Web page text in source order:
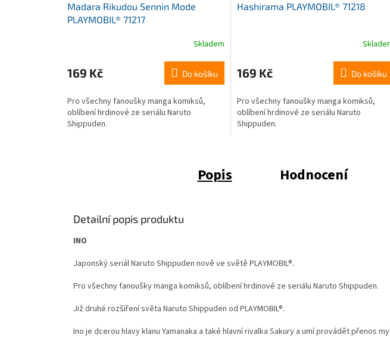
Madara Rikudou Sennin Mode
PLAYMOBIL® 71217
Skladem
169 Kč Do košíku
Pro všechny fanoušky manga komiksů,
oblíbení hrdinové ze seriálu Naruto
Shippuden.
Hashirama PLAYMOBIL® 71218
169 Kč Do košíku
Pro všechny fanoušky manga komiksů,
oblíbení hrdinové ze seriálu Naruto
Shippuden.
Popis Hodnocení
Detailní popis produktu
INO
Japonský seriál Naruto Shippuden nově ve světě PLAYMOBIL®.
Pro všechny fanoušky manga komiksů, oblíbení hrdinové ze seriálu Naruto Shippuden.
Již druhé rozšíření světa Naruto Shippuden od PLAYMOBIL®.
Ino je dcerou hlavy klanu Yamanaka a také hlavní rivalka Sakury a umí provádět přenos